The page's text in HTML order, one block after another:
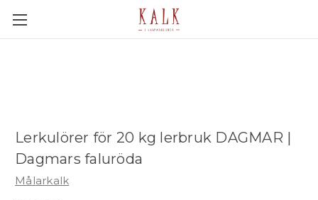
Lerkulörer för 20 kg lerbruk DAGMAR |
Dagmars faluröda
Målarkalk